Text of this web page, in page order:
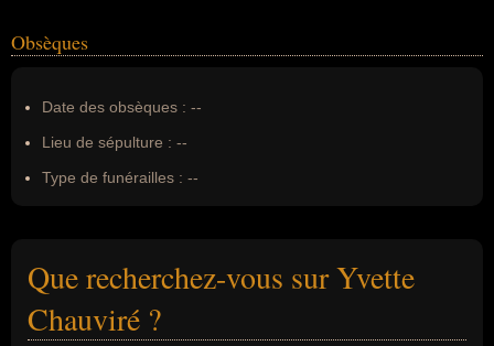
Obsèques
Date des obsèques : --
Lieu de sépulture : --
Type de funérailles : --
Que recherchez-vous sur Yvette
Chauviré ?